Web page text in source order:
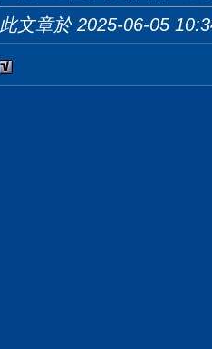
此文章於 2025-06-05